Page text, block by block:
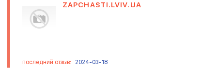
ZAPCHASTI.LVIV.UA
последний отзыв: 2024-03-18